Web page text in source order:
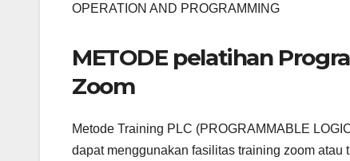
OPERATION AND PROGRAMMING
METODE pelatihan
Zoom
Metode Training PLC (PROGRAMMABLE
dapat menggunakan fasilitas training zoom